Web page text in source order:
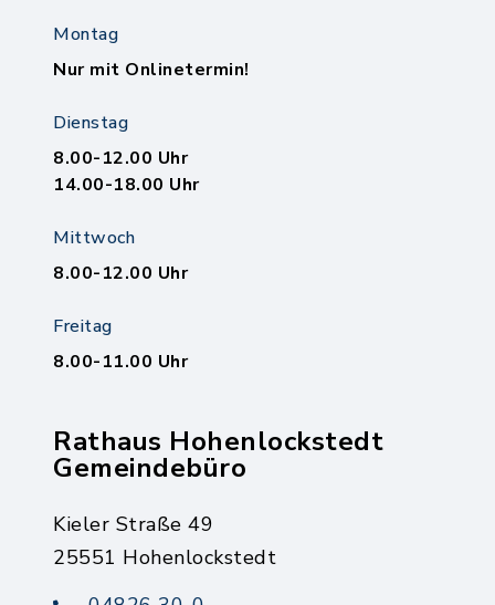
Montag
Nur mit Onlinetermin!
Dienstag
8.00-12.00 Uhr
14.00-18.00 Uhr
Mittwoch
8.00-12.00 Uhr
Freitag
8.00-11.00 Uhr
Rathaus Hohenlockstedt
Gemeindebüro
Kieler Straße 49
25551 Hohenlockstedt